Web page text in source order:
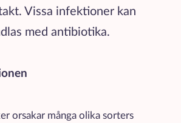
Vissa infektioner kan
med antibiotika.
av de viktigaste
orsakar många olika sorters